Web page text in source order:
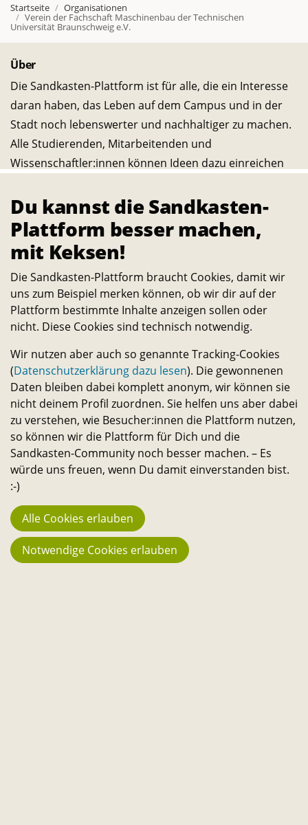
Startseite Organisationen
Verein der Fachschaft Maschinenbau der Technischen
Universität Braunschweig e.V.
Über
Die Sandkasten-Plattform ist für alle, die ein Interesse
daran haben, das Leben auf dem Campus und in der
Stadt noch lebenswerter und nachhaltiger zu machen.
Alle Studierenden, Mitarbeitenden und
Wissenschaftler:innen können Ideen dazu einreichen
Transferservice.
Bleib in Kontakt
Mail-
Link
Telefon-
Link
Instagram-
Link
Threads-
Link
Messenger-
Apps-
Link
YouTube-
Link
Facebook-
Link
Statistik
944
23.742
Fans
194
Projekte
3.666 €
Stehen aktuell zur Verfügung
130.067 €
Bisher in Projekte geflossen
3.016
Du kannst die Sandkasten-
Plattform besser machen,
mit Keksen!
Die Sandkasten-Plattform braucht Cookies, damit wir
uns zum Beispiel merken können, ob wir dir auf der
Plattform bestimmte Inhalte anzeigen sollen oder
nicht. Diese Cookies sind technisch notwendig.
Wir nutzen aber auch so genannte Tracking-Cookies
(Datenschutzerklärung dazu lesen). Die gewonnenen
Daten bleiben dabei komplett anonym, wir können sie
nicht deinem Profil zuordnen. Sie helfen uns aber dabei
zu verstehen, wie Besucher:innen die Plattform nutzen,
so können wir die Plattform für Dich und die
Sandkasten-Community noch besser machen. – Es
würde uns freuen, wenn Du damit einverstanden bist.
:-)
Alle Cookies erlauben
Notwendige Cookies erlauben